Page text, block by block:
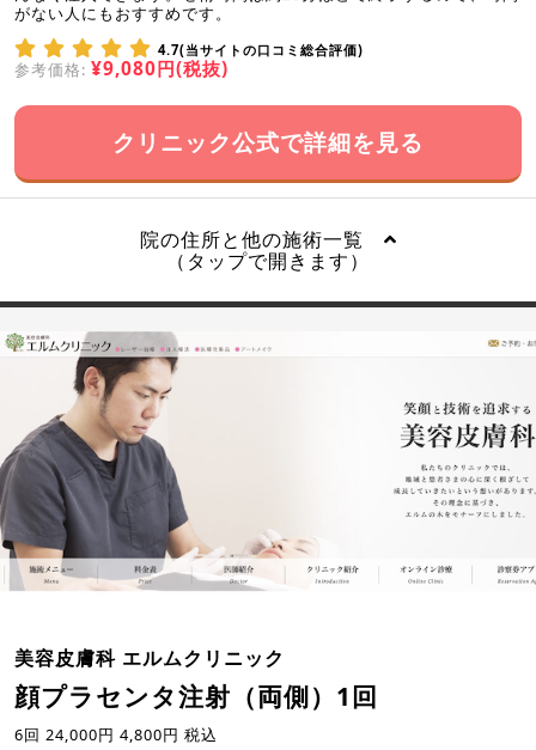
がない人にもおすすめです。
4.7(当サイトの口コミ総合評価)
参考価格: ¥9,080円(税抜)
クリニック公式で詳細を見る
院の住所と他の施術一覧
（タップで開きます）
美容皮膚科 エルムクリニック
顔プラセンタ注射（両側）1回
6回 24,000円 4,800円 税込